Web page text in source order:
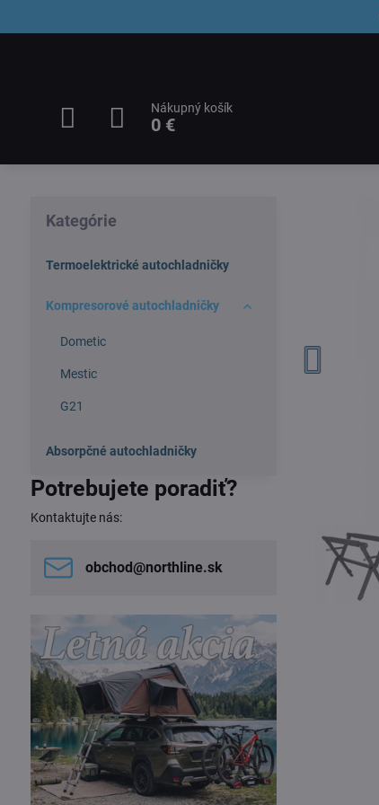
Nákupný košík
0 €
Kategórie
Termoelektrické autochladničky
Kompresorové autochladničky
Dometic
Mestic
G21
Absorpčné autochladničky
Potrebujete poradiť?
Kontaktujte nás:
obchod​@northline​.sk